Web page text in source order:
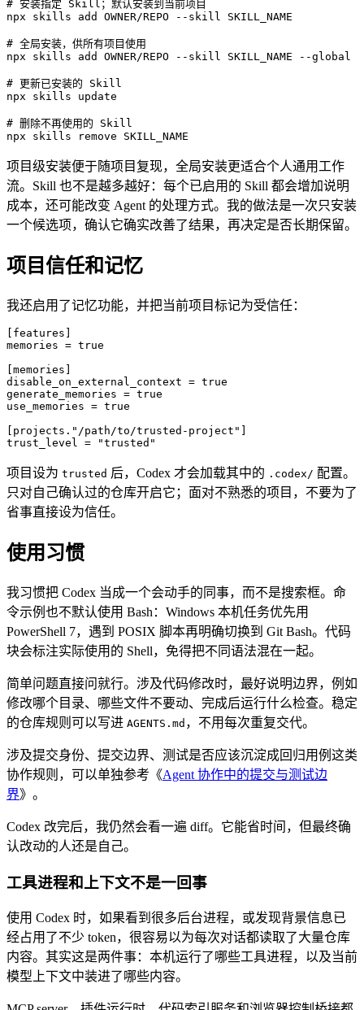
# 安装指定 Skill；默认安装到当前项目
npx skills add OWNER/REPO --skill SKILL_NAME
# 全局安装，供所有项目使用
npx skills add OWNER/REPO --skill SKILL_NAME --global
# 更新已安装的 Skill
npx skills update
# 删除不再使用的 Skill
npx skills remove SKILL_NAME
项目级安装便于随项目复现，全局安装更适合个人通用工作
流。Skill 也不是越多越好：每个已启用的 Skill 都会增加说明
成本，还可能改变 Agent 的处理方式。我的做法是一次只安装
一个候选项，确认它确实改善了结果，再决定是否长期保留。
项目信任和记忆
我还启用了记忆功能，并把当前项目标记为受信任：
features
memories = true
memories
disable_on_external_context = true
generate_memories = true
use_memories = true
projects . "/path/to/trusted-project"
trust_level =
"trusted"
项目设为 trusted 后，Codex 才会加载其中的 .codex/ 配置。
只对自己确认过的仓库开启它；面对不熟悉的项目，不要为了
省事直接设为信任。
使用习惯
我习惯把 Codex 当成一个会动手的同事，而不是搜索框。命
令示例也不默认使用 Bash：Windows 本机任务优先用
PowerShell 7，遇到 POSIX 脚本再明确切换到 Git Bash。代码
块会标注实际使用的 Shell，免得把不同语法混在一起。
简单问题直接问就行。涉及代码修改时，最好说明边界，例如
修改哪个目录、哪些文件不要动、完成后运行什么检查。稳定
的仓库规则可以写进 AGENTS.md ，不用每次重复交代。
涉及提交身份、提交边界、测试是否应该沉淀成回归用例这类
协作规则，可以单独参考《Agent 协作中的提交与测试边
界》。
Codex 改完后，我仍然会看一遍 diff。它能省时间，但最终确
认改动的人还是自己。
工具进程和上下文不是一回事
使用 Codex 时，如果看到很多后台进程，或发现背景信息已
经占用了不少 token，很容易以为每次对话都读取了大量仓库
内容。其实这是两件事：本机运行了哪些工具进程，以及当前
模型上下文中装进了哪些内容。